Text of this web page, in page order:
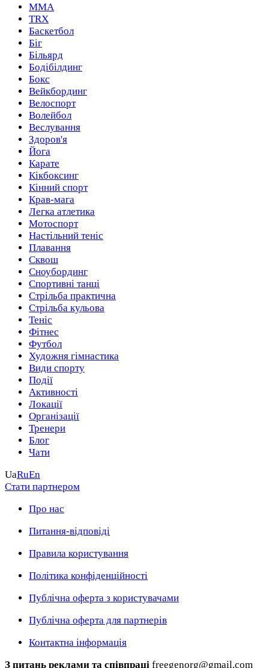
MMA
TRX
Баскетбол
Біг
Більярд
Бодібілдинг
Бокс
Вейкбординг
Велоспорт
Волейбол
Веслування
Здоров'я
Йога
Карате
Кікбоксинг
Кінний спорт
Крав-мага
Легка атлетика
Мотоспорт
Настільний теніс
Плавання
Сквош
Сноубординг
Спортивні танці
Стрільба практична
Стрільба кульова
Теніс
Фітнес
Футбол
Художня гімнастика
Види спорту
Події
Активності
Локації
Організації
Тренери
Блог
Чати
UaRuEn
Стати партнером
Про нас
Питання-відповіді
Правила користування
Політика конфіденційності
Публічна оферта з користувачами
Публічна оферта для партнерів
Контактна інформація
З питань реклами та співпраці freegenorg@gmail.com